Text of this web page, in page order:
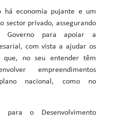
há economia pujante e um
sector privado, assegurando
Governo para apoiar a
com vista a ajudar os
que, no seu entender têm
empreendimentos
nacional, como no
o Desenvolvimento